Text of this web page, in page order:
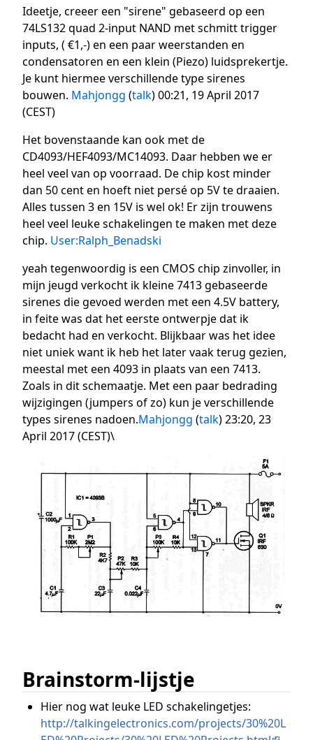
Ideetje, creeer een "sirene" gebaseerd op een
74LS132 quad 2-input NAND met schmitt trigger
inputs, ( €1,-) en een paar weerstanden en
condensatoren en een klein (Piezo) luidsprekertje.
Je kunt hiermee verschillende type sirenes
bouwen. Mahjongg (talk) 00:21, 19 April 2017
(CEST)
Het bovenstaande kan ook met de
CD4093/HEF4093/MC14093. Daar hebben we er
heel veel van op voorraad. De chip kost minder
dan 50 cent en hoeft niet persé op 5V te draaien.
Alles tussen 3 en 15V is wel ok! Er zijn trouwens
heel veel leuke schakelingen te maken met deze
chip. User:Ralph_Benadski
yeah tegenwoordig is een CMOS chip zinvoller, in
mijn jeugd verkocht ik kleine 7413 gebaseerde
sirenes die gevoed werden met een 4.5V battery,
in feite was dat het eerste ontwerpje dat ik
bedacht had en verkocht. Blijkbaar was het idee
niet uniek want ik heb het later vaak terug gezien,
meestal met een 4093 in plaats van een 7413.
Zoals in dit schemaatje. Met een paar bedrading
wijzigingen (jumpers of zo) kun je verschillende
types sirenes nadoen.Mahjongg (talk) 23:20, 23
April 2017 (CEST)\
Brainstorm-lijstje
Hier nog wat leuke LED schakelingetjes:
http://talkingelectronics.com/projects/30%20L